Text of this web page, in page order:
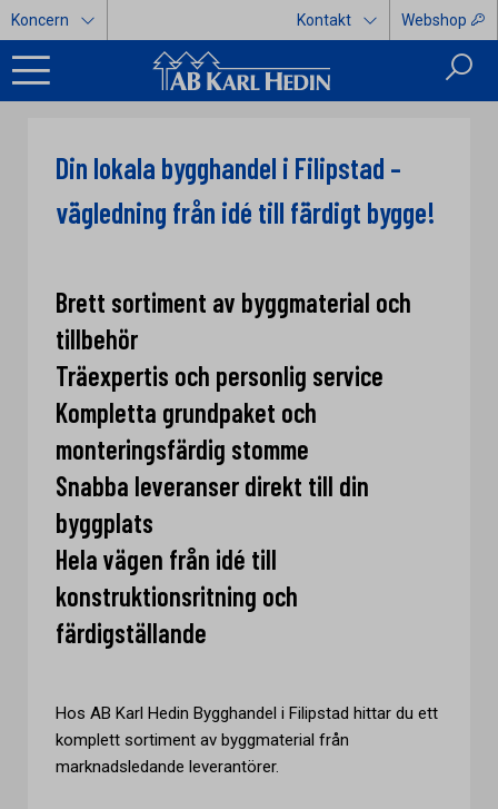
Koncern Kontakt Webshop
Din lokala bygghandel i Filipstad –
vägledning från idé till färdigt bygge!
Brett sortiment av byggmaterial och
tillbehör
Träexpertis och personlig service
Kompletta grundpaket och
monteringsfärdig stomme
Snabba leveranser direkt till din
byggplats
Hela vägen från idé till
konstruktionsritning och
färdigställande
Hos AB Karl Hedin Bygghandel i Filipstad hittar du ett
komplett sortiment av byggmaterial från
marknadsledande leverantörer.